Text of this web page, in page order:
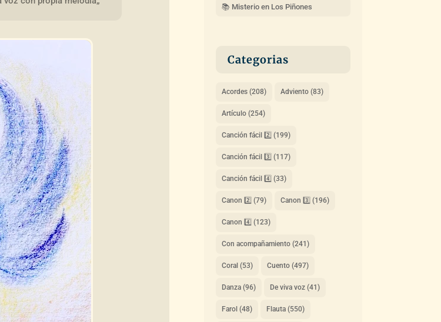
📚 Misterio en Los Piñones
Categorias
Acordes(208) Adviento(83)
Artículo(254)
Canción fácil 2️⃣ (199)
Canción fácil 3️⃣ (117)
Canción fácil 4️⃣ (33)
Canon 2️⃣ (79) Canon 3️⃣ (196)
Canon 4️⃣ (123)
Con acompañamiento(241)
Coral (53) Cuento(497)
Danza(96) De viva voz(41)
Farol (48) Flauta(550)